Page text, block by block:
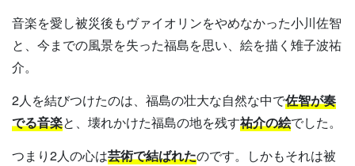
音楽を愛し被災後もヴァイオリンをやめなかった小川佐智
と、今までの風景を失った福島を思い、絵を描く雉子波祐
介。
2人を結びつけたのは、福島の壮大な自然な中で佐智が奏
でる音楽と、壊れかけた福島の地を残す祐介の絵でした。
つまり2人の心は芸術で結ばれたのです。しかもそれは被